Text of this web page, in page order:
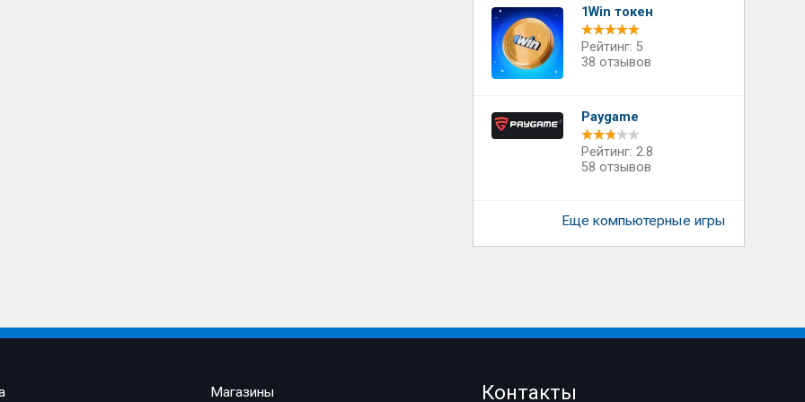
1Win токен
Рейтинг: 5
38 отзывов
Paygame
Рейтинг: 2.8
58 отзывов
Еще компьютерные игры
Магазины Контакты